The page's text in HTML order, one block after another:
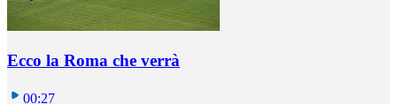
Ecco la Roma che verrà
00:27